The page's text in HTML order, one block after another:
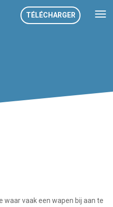
TÉLÉCHARGER
waar vaak een wapen bij aan te